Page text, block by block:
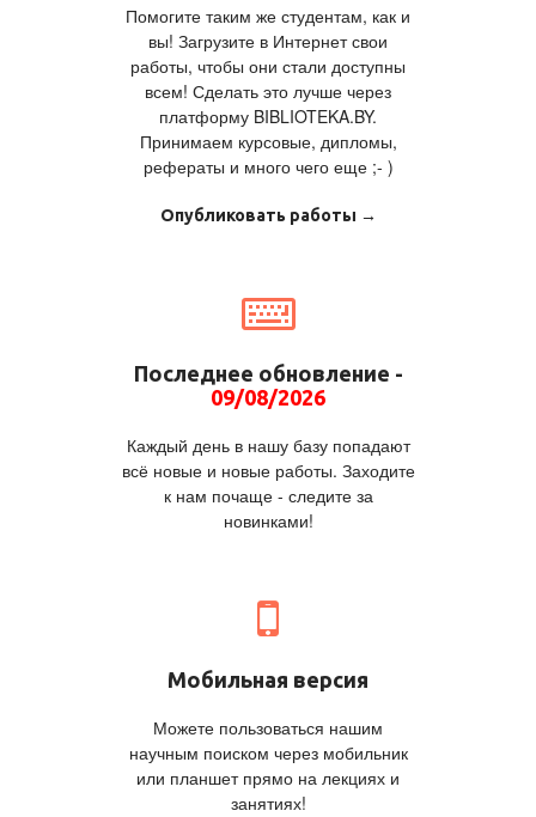
Помогите таким же студентам, как и
вы! Загрузите в Интернет свои
работы, чтобы они стали доступны
всем! Сделать это лучше через
платформу BIBLIOTEKA.BY.
Принимаем курсовые, дипломы,
рефераты и много чего еще ;- )
Опубликовать работы →
Последнее обновление -
09/08/2026
Каждый день в нашу базу попадают
всё новые и новые работы. Заходите
к нам почаще - следите за
новинками!
Мобильная версия
Можете пользоваться нашим
научным поиском через мобильник
или планшет прямо на лекциях и
занятиях!